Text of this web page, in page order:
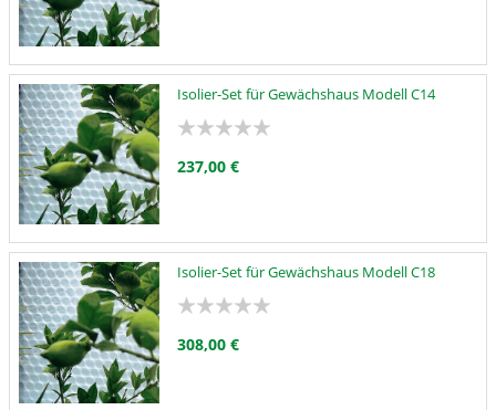
Isolier-Set für Gewächshaus Modell C14
237,00 €
Isolier-Set für Gewächshaus Modell C18
308,00 €